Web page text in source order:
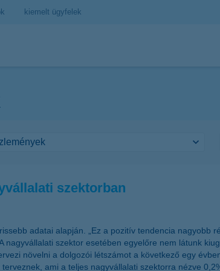
kiemelt ügyfelek
szektorban
adatai alapján. „Ez a pozitív tendencia nagyobb
szektor esetében egyelőre nem látunk
növelni a dolgozói létszámot a következő egy
ami a teljes nagyvállalati szektorra nézve